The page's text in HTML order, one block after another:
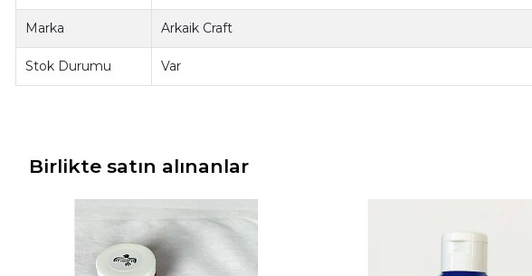
Marka Arkaik Craft
Stok Durumu Var
Birlikte satın alınanlar